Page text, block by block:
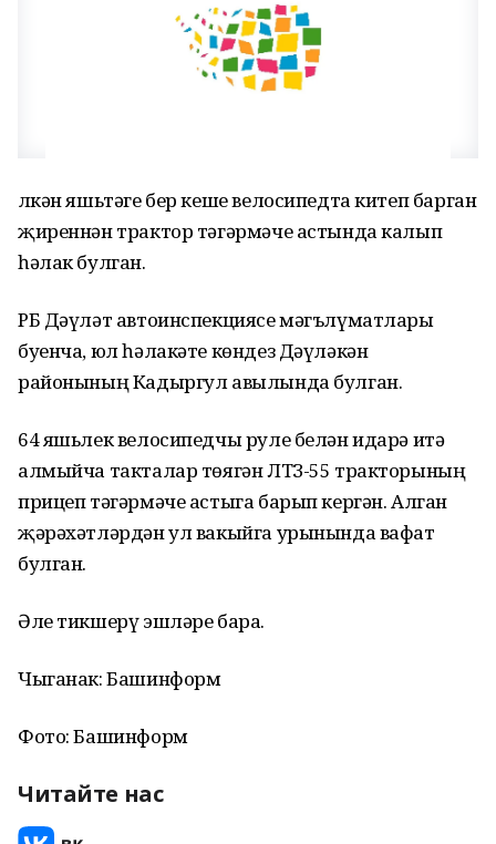
Өлкән яшьтәге бер кеше велосипедта китеп барган
җиреннән трактор тәгәрмәче астында калып
һәлак булган.
РБ Дәүләт автоинспекциясе мәгълүматлары
буенча, юл һәлакәте көндез Дәүләкән
районының Кадыргул авылында булган.
64 яшьлек велосипедчы руле белән идарә итә
алмыйча такталар төягән ЛТЗ-55 тракторының
прицеп тәгәрмәче астыга барып кергән. Алган
җәрәхәтләрдән ул вакыйга урынында вафат
булган.
Әле тикшерү эшләре бара.
Чыганак: Башинформ
Фото: Башинформ
Читайте нас